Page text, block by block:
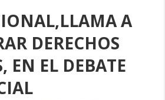
A
DERECHOS
EN EL DEBATE